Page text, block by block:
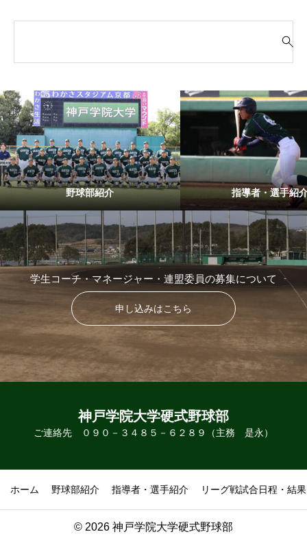
対
:
野球部紹介 指導者・選手紹
学生コーチ・マネージャー・連盟委員の募集について
申し込みはこちら
神戸学院大学硬式野球部
ご連絡先 ０９０－３４８５－６２８９（主務 是永）
ホーム 野球部紹介 指導者・選手紹介 リーグ戦試合日程・結果
© 2026 神戸学院大学硬式野球部